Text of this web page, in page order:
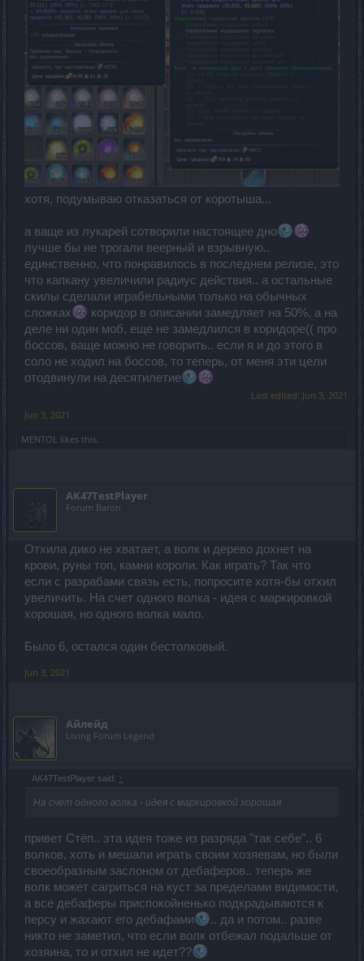
хотя, подумываю отказаться от коротыша...
а ваще из лукарей сотворили настоящее дно
лучше бы не трогали веерный и взрывную..
единственно, что понравилось в последнем релизе, это
что капкану увеличили радиус действия.. а остальные
скилы сделали играбельными только на обычных
сложках
коридор в описании замедляет на 50%, а на
деле ни один моб, еще не замедлился в коридоре(( про
боссов, ваще можно не говорить.. если я и до этого в
соло не ходил на боссов, то теперь, от меня эти цели
отодвинули на десятилетие
Last edited: Jun 3, 2021
Jun 3, 2021
MENTOL likes this.
AK47TestPlayer
Forum Baron
Отхила дико не хватает, а волк и дерево дохнет на
крови, руны топ, камни короли. Как играть? Так что
если с разрабами связь есть, попросите хотя-бы отхил
увеличить. На счет одного волка - идея с маркировкой
хорошая, но одного волка мало.
Было 6, остался один бестолковый.
Jun 3, 2021
Айлейд
Living Forum Legend
AK47TestPlayer said: ↑
На счет одного волка - идея с маркировкой хорошая
привет Стёп.. эта идея тоже из разряда "так себе".. 6
волков, хоть и мешали играть своим хозяевам, но были
своеобразным заслоном от дебаферов.. теперь же
волк может сагриться на куст за пределами видимости,
а все дебаферы приспокойненько подкрадываются к
персу и жахают его дебафами
.. да и потом.. разве
никто не заметил, что если волк отбежал подальше от
хозяина, то и отхил не идет??